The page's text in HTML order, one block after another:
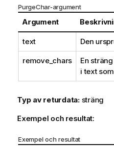
PurgeChar-argument
Argument
text Den
remove_chars
En
itextsom
Typ av returdata:sträng
Exempel och resultat:
Exempel och resultat